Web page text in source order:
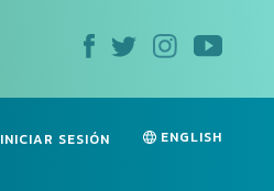
INICIAR SESIÓN ENGLISH